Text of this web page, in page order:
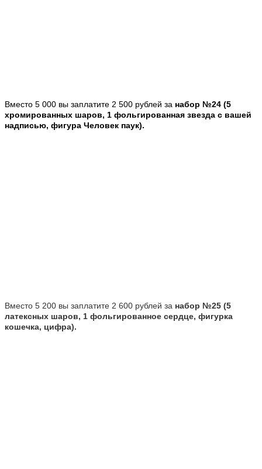
Вместо 5 000 вы заплатите 2 500 рублей за набор №24 (5
хромированных шаров, 1 фольгированная звезда с вашей
надписью, фигура Человек паук).
Вместо 5 200 вы заплатите 2 600 рублей за набор №25 (5
латексных шаров, 1 фольгированное сердце, фигурка
кошечка, цифра).